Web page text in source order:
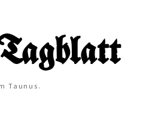
Taunus.